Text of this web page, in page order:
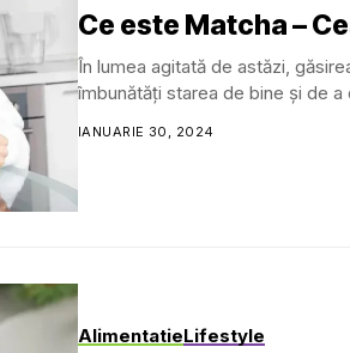
Ce este Matcha –
În lumea agitată de astăzi,
îmbunătăți starea de bine și de
IANUARIE 30, 2024
AlimentatieLifestyle